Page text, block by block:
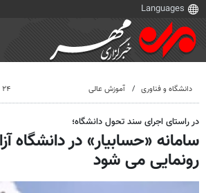
دانشگاه و فناوری آموزش عالی ۲۴ مرداد ۱۴۰۲، ۱۰:۵۵
در راستای اجرای سند تحول دانشگاه؛
سامانه «حسابیار» در دانشگاه
رونمایی می شود